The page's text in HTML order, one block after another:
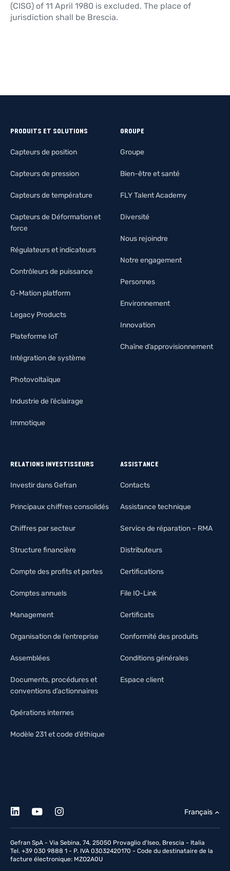
(CISG) of 11 April 1980 is excluded. The place of
jurisdiction shall be Brescia.
PRODUITS ET SOLUTIONS
Capteurs de position
Capteurs de pression
Capteurs de température
Capteurs de Déformation et
force
Régulateurs et indicateurs
Contrôleurs de puissance
G-Mation platform
Legacy Products
Plateforme IoT
Intégration de système
Photovoltaïque
Industrie de l’éclairage
Immotique
GROUPE
Groupe
Bien-être et santé
FLY Talent Academy
Diversité
Nous rejoindre
Notre engagement
Personnes
Environnement
Innovation
Chaîne d’approvisionnement
RELATIONS INVESTISSEURS
Investir dans Gefran
Principaux chiffres consolidés
Chiffres par secteur
Structure financière
Compte des profits et pertes
Comptes annuels
Management
Organisation de l’entreprise
Assemblées
Documents, procédures et
conventions d’actionnaires
Opérations internes
Modèle 231 et code d’éthique
ASSISTANCE
Contacts
Assistance technique
Service de réparation – RMA
Distributeurs
Certifications
File IO-Link
Certificats
Conformité des produits
Conditions générales
Espace client
Gefran SpA - Via Sebina, 74, 25050 Provaglio d'Iseo, Brescia - Italia
Tel. +39 030 9888 1 - P. IVA 03032420170 - Code du destinataire de la
facture électronique: MZO2A0U
Français